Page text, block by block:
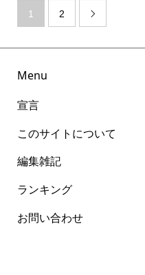
1 2 
Menu
宣言
このサイトについて
編集雑記
ランキング
お問い合わせ